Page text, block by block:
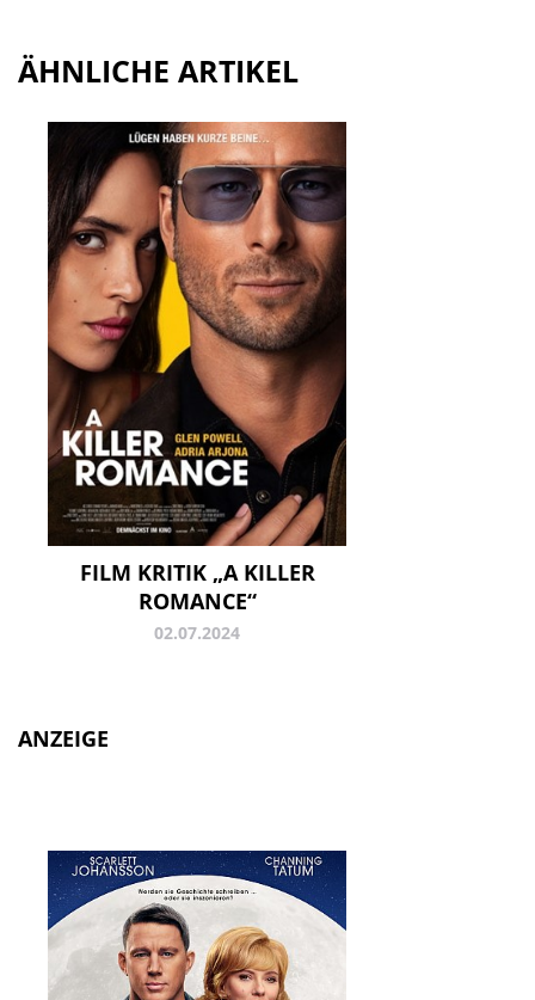
ÄHNLICHE ARTIKEL
FILM KRITIK „A KILLER
ROMANCE“
02.07.2024
ANZEIGE